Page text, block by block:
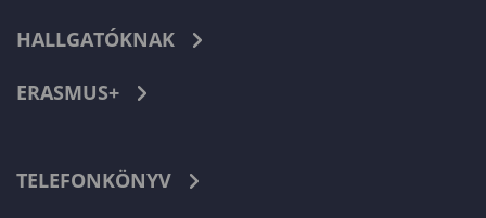
HALLGATÓKNAK
ERASMUS+
TELEFONKÖNYV